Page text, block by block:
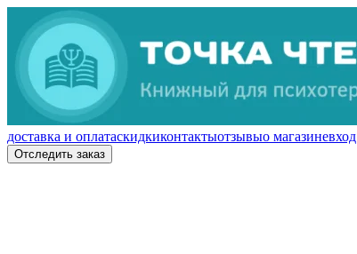
доставка и оплатаскидкиконтактыотзывыо магазиневход
Отследить заказ